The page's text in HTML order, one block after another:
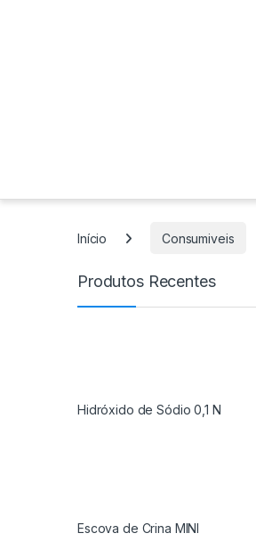
Início Consumiveis
Produtos Recentes
Hidróxido de Sódio 0,1 N
Escova de Crina MINI